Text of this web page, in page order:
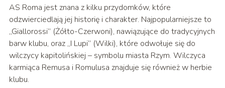
AS Roma jest znana z kilku przydomków, które
odzwierciedlają jej historię i charakter. Najpopularniejsze to
„Giallorossi” (Żółto-Czerwoni), nawiązujące do tradycyjnych
barw klubu, oraz „I Lupi” (Wilki), które odwołuje się do
wilczycy kapitolińskiej – symbolu miasta Rzym. Wilczyca
karmiąca Remusa i Romulusa znajduje się również w herbie
klubu.